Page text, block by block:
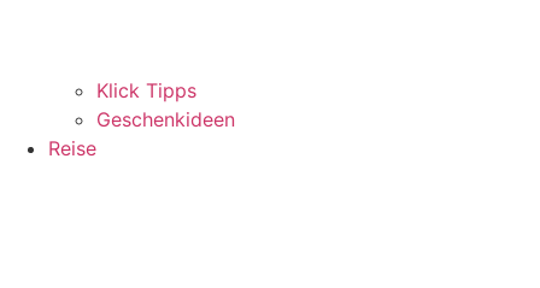
Klick Tipps
Geschenkideen
Reise